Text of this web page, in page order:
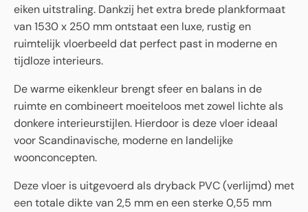
eiken uitstraling. Dankzij het extra brede plankformaat
van 1530 x 250 mm ontstaat een luxe, rustig en
ruimtelijk vloerbeeld dat perfect past in moderne en
tijdloze interieurs.
De warme eikenkleur brengt sfeer en balans in de
ruimte en combineert moeiteloos met zowel lichte als
donkere interieurstijlen. Hierdoor is deze vloer ideaal
voor Scandinavische, moderne en landelijke
woonconcepten.
Deze vloer is uitgevoerd als dryback PVC (verlijmd) met
een totale dikte van 2,5 mm en een sterke 0,55 mm